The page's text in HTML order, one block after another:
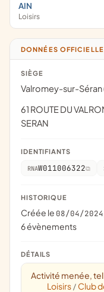
AIN
Loisirs
DONNÉES
SIÈGE
Valromey-sur-Séran
61 ROUTE DU
SERAN
IDENTIFIANTS
RNAW011006322
HISTORIQUE
Créée le 08/04/2024
6 évènements
DÉTAILS
Activité menée,
Loisirs / Club